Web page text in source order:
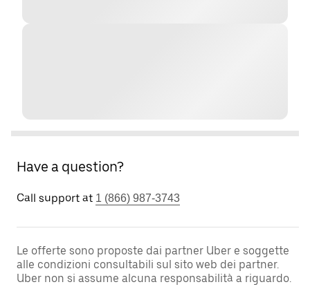
Have a question?
Call support at 1 (866) 987-3743
Le offerte sono proposte dai partner Uber e soggette
alle condizioni consultabili sul sito web dei partner.
Uber non si assume alcuna responsabilità a riguardo.